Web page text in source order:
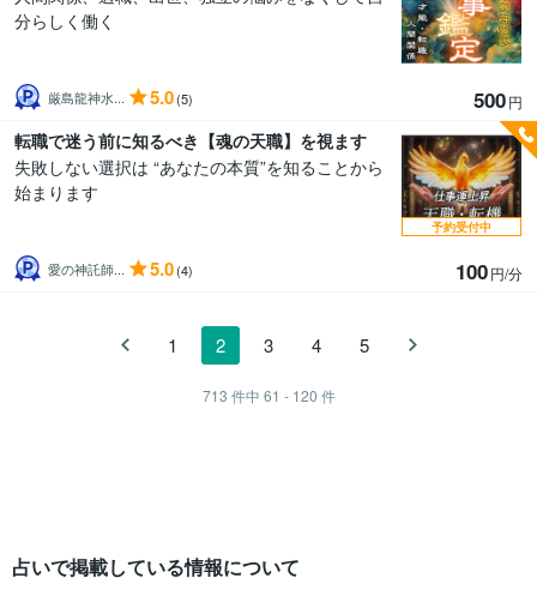
分らしく働く
厳島龍神水... 5.0(5) 500円
転職で迷う前に知るべき【魂の天職】を視ます
失敗しない選択は “あなたの本質”を知ることから
始まります
愛の神託師... 5.0(4) 100円/分
予約受付中
1 2 3 4 5
713 件中 61 - 120 件
占いで掲載している情報について